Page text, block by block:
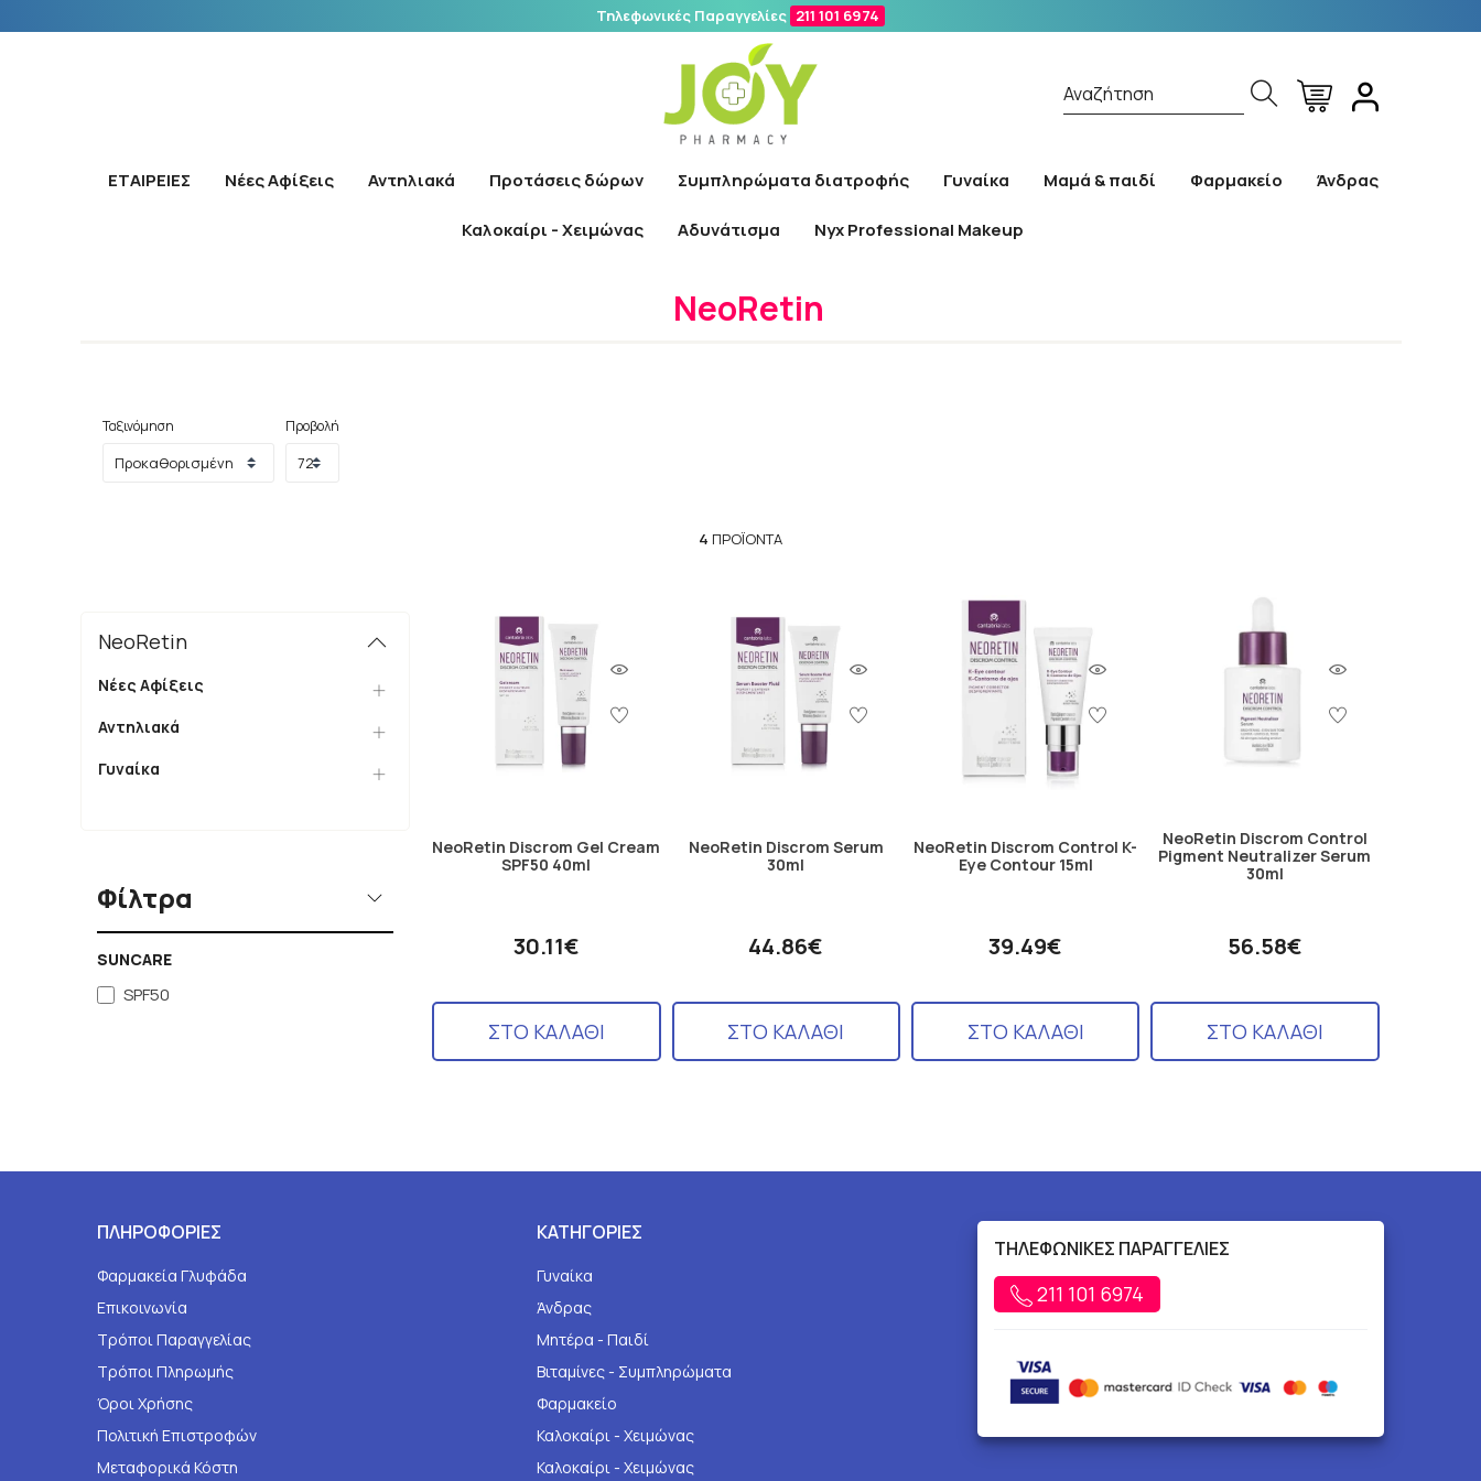
Τηλεφωνικές Παραγγελίες 211 101 6974
Αναζήτηση
ΕΤΑΙΡΕΙΕΣ Νέες Αφίξεις Αντηλιακά Προτάσεις δώρων Συμπληρώματα διατροφής Γυναίκα Μαμά & παιδί Φαρμακείο Άνδρας
Καλοκαίρι - Χειμώνας Αδυνάτισμα Nyx Professional Makeup
Αναζήτηση
Αρχική / Εταιρίες / NeoRetin
NeoRetin
Ταξινόμηση Προβολή
4 ΠΡΟΪΌΝΤΑ
NeoRetin
Νέες Αφίξεις
Αντηλιακά
Γυναίκα
Φίλτρα
SUNCARE
SPF50
NeoRetin Discrom Gel Cream
SPF50 40ml
30.11€
ΣΤΟ ΚΑΛΑΘΙ
NeoRetin Discrom Serum
30ml
44.86€
ΣΤΟ ΚΑΛΑΘΙ
NeoRetin Discrom Control K-
Eye Contour 15ml
39.49€
ΣΤΟ ΚΑΛΑΘΙ
NeoRetin Discrom Control
Pigment Neutralizer Serum
30ml
56.58€
ΣΤΟ ΚΑΛΑΘΙ
ΠΛΗΡΟΦΟΡΙΕΣ
Φαρμακεία Γλυφάδα
Επικοινωνία
Τρόποι Παραγγελίας
Τρόποι Πληρωμής
Όροι Χρήσης
Πολιτική Επιστροφών
Μεταφορικά Κόστη
ΚΑΤΗΓΟΡΙΕΣ
Γυναίκα
Άνδρας
Μητέρα - Παιδί
Βιταμίνες - Συμπληρώματα
Φαρμακείο
Καλοκαίρι - Χειμώνας
Καλοκαίρι - Χειμώνας
ΤΗΛΕΦΩΝΙΚΕΣ ΠΑΡΑΓΓΕΛΙΕΣ
211 101 6974